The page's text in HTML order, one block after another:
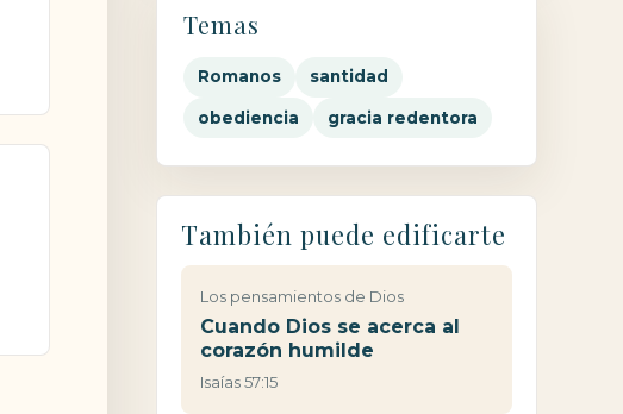
Temas
Romanos santidad
obediencia gracia redentora
También puede edificarte
Los pensamientos de Dios
Cuando Dios se acerca al
corazón humilde
Isaías 57:15